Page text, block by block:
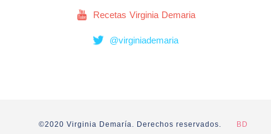
Recetas Virginia Demaria
@virginiademaria
©2020 Virginia Demaría. Derechos reservados. BD